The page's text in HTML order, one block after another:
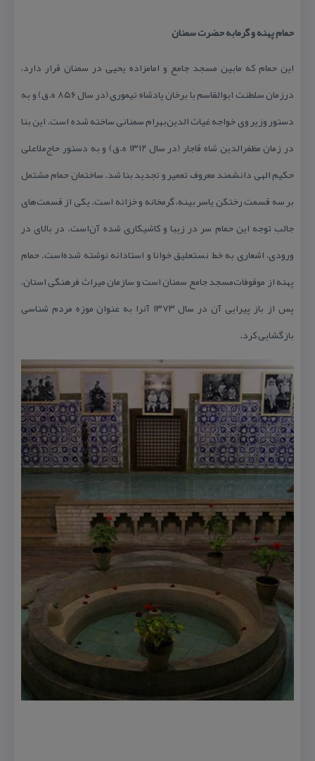
حمام‌ پهنه‌ و گرمابه‌ حضرت‌ سمنان‌
این‌ حمام‌ كه‌ مابین‌ مسجد جامع‌ و امامزاده‌ یحیی‌ در سمنان‌ قرار دارد،
درزمان‌ سلطنت‌ ابوالقاسم‌ با برخان‌ پادشاه‌ تیموری‌ (در سال‌ ۸۵۶ ه.ق‌) و به‌
دستور وزیر وی‌ خواجه‌ غیاث‌ الدین‌بهرام‌ سمنانی‌ ساخته‌ شده‌ است‌. این‌ بنا
در زمان‌ مظفرالدین‌ شاه‌ قاجار (در سال‌ ۱۳۱۲ ه.ق‌) و به‌ دستور حاج‌ملاعلی‌
حكیم‌ الهی‌ دانشمند معروف‌ تعمیر و تجدید بنا شد. ساختمان‌ حمام‌ مشتمل‌
بر سه‌ قسمت‌ رختكن‌ یاسر بینه‌، گرمخانه‌ و خزانه‌ است‌. یكی‌ از قسمت‌های‌
جالب‌ توجه‌ این‌ حمام‌ سر در زیبا و كاشیكاری‌ شده‌ آن‌است‌. در بالای‌ در
ورودی‌، اشعاری‌ به‌ خط‌ نستعلیق‌ خوانا و استادانه‌ نوشته‌ شده‌است‌. حمام‌
پهنه‌ از موقوفات‌مسجد جامع‌ سمنان‌ است‌ و سازمان‌ میراث‌ فرهنگی‌ استان‌،
پس‌ از باز پیرایی‌ آن‌ در سال‌ ۱۳۷۳ آنرا به‌ عنوان ‌موزه‌ مردم‌ شناسی‌
بازگشایی‌ كرد.